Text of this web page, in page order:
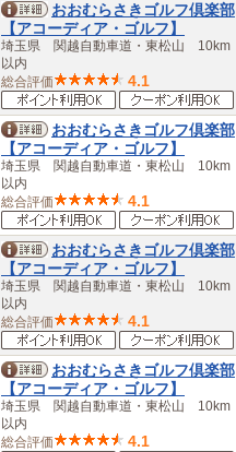
おおむらさきゴルフ倶楽部
【アコーディア・ゴルフ】
埼玉県 関越自動車道・東松山 10km
以内
総合評価
4.1
おおむらさきゴルフ倶楽部
【アコーディア・ゴルフ】
埼玉県 関越自動車道・東松山 10km
以内
総合評価
4.1
おおむらさきゴルフ倶楽部
【アコーディア・ゴルフ】
埼玉県 関越自動車道・東松山 10km
以内
総合評価
4.1
おおむらさきゴルフ倶楽部
【アコーディア・ゴルフ】
埼玉県 関越自動車道・東松山 10km
以内
総合評価
4.1